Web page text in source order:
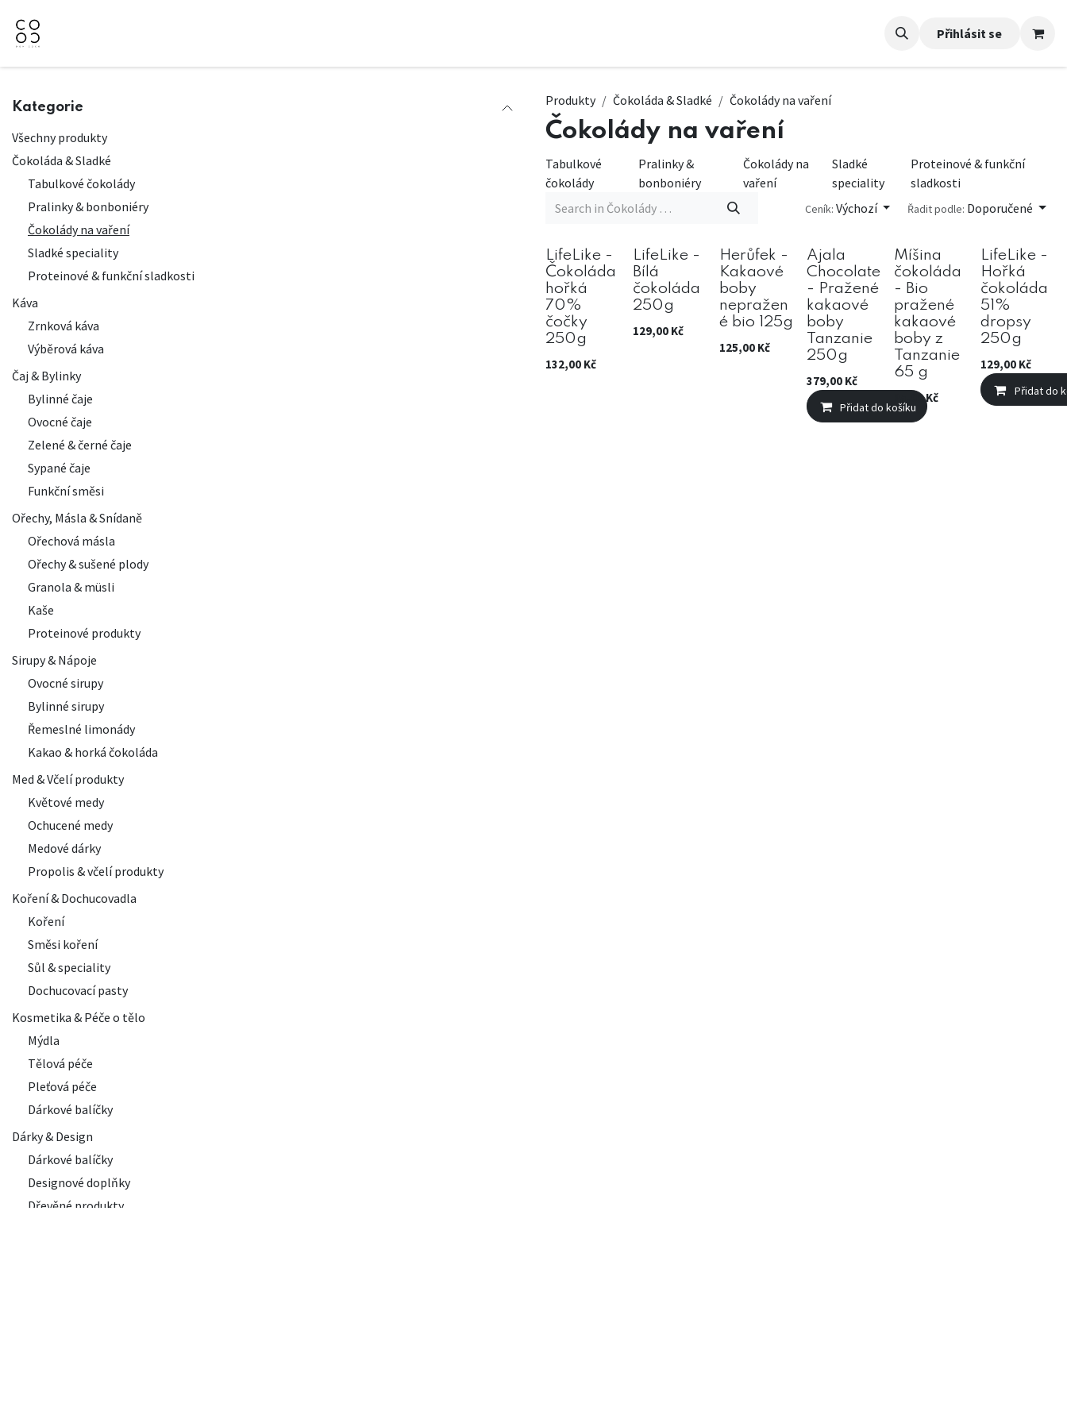
Přihlásit se
Kategorie
Všechny produkty
Čokoláda & Sladké
Tabulkové čokolády
Pralinky & bonboniéry
Čokolády na vaření
Sladké speciality
Proteinové & funkční sladkosti
Káva
Zrnková káva
Výběrová káva
Čaj & Bylinky
Bylinné čaje
Ovocné čaje
Zelené & černé čaje
Sypané čaje
Funkční směsi
Ořechy, Másla & Snídaně
Ořechová másla
Ořechy & sušené plody
Granola & müsli
Kaše
Proteinové produkty
Sirupy & Nápoje
Ovocné sirupy
Bylinné sirupy
Řemeslné limonády
Kakao & horká čokoláda
Med & Včelí produkty
Květové medy
Ochucené medy
Medové dárky
Propolis & včelí produkty
Koření & Dochucovadla
Koření
Směsi koření
Sůl & speciality
Dochucovací pasty
Kosmetika & Péče o tělo
Mýdla
Tělová péče
Pleťová péče
Dárkové balíčky
Dárky & Design
Dárkové balíčky
Designové doplňky
Dřevěné produkty
Produkty Čokoláda & Sladké Čokolády na vaření
Čokolády na vaření
Tabulkové
čokolády
Pralinky &
bonboniéry
Čokolády na
vaření
Sladké
speciality
Proteinové & funkční
sladkosti
Ceník: Výchozí Řadit podle: Doporučené
LifeLike -
Čokoláda
hořká
70%
čočky
250g
132,00 Kč
LifeLike -
Bílá
čokoláda
250g
129,00Kč
Herůfek -
Kakaové
boby
nepražen
é bio 125g
125,00 Kč
Ajala
Chocolate
- Pražené
kakaové
boby
Tanzanie
250g
379,00Kč
Přidat do košíku
Míšina
čokoláda
- Bio
pražené
kakaové
boby z
Tanzanie
65 g
85,00Kč
LifeLike -
Hořká
čokoláda
51%
dropsy
250g
129,00 Kč
Přidat do